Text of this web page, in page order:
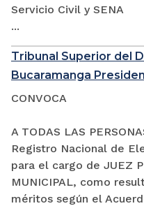
Servicio Civil y SENA
...
Tribunal Superior del
Bucaramanga
CONVOCA
A TODAS LAS
Registro Nacional de
para el cargo de JUEZ
MUNICIPAL, como
méritos según el